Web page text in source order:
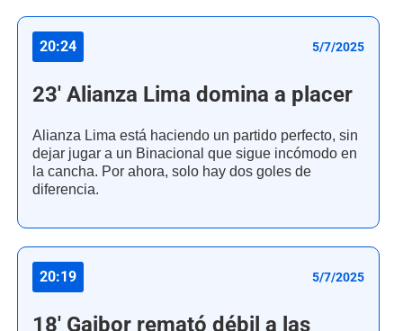
20:24 5/7/2025
23' Alianza Lima domina a placer
Alianza Lima está haciendo un partido perfecto, sin
dejar jugar a un Binacional que sigue incómodo en
la cancha. Por ahora, solo hay dos goles de
diferencia.
20:19 5/7/2025
18' Gaibor remató débil a las